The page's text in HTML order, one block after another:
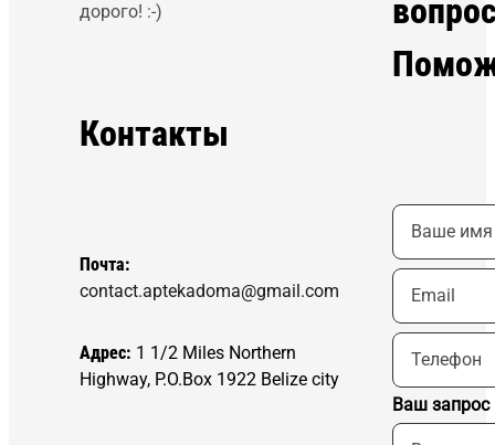
дорого! :-)
Контакты
Почта:
contact.aptekadoma@gmail.com
Адрес: 1 1/2 Miles Northern
Highway, P.O.Box 1922 Belize city
Ваш запрос